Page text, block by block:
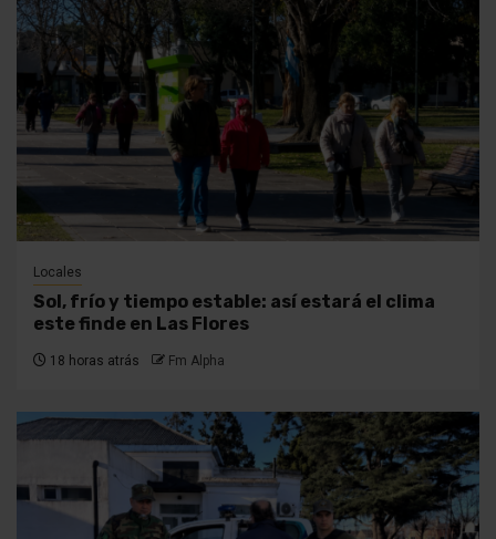
Locales
Sol, frío y tiempo estable: así estará el clima
este finde en Las Flores
18 horas atrás Fm Alpha